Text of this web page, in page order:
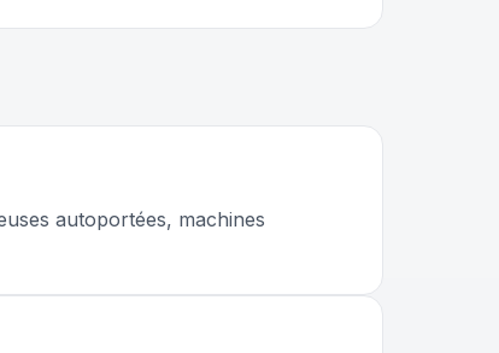
autoportées, machines